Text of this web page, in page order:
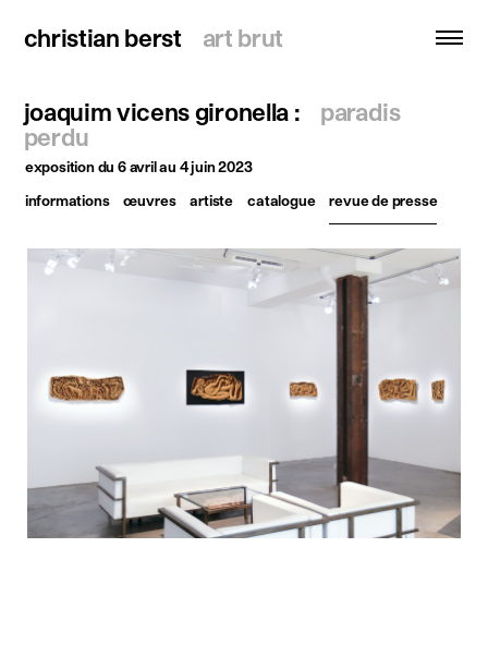
christian berst art brut
christian berst art brut
recherche
accueil
expositions
ressources
à propos
contact
instagram
facebook
joaquim vicens gironella :
paradis
perdu
expositiondu 6 avril au 4 juin 2023
informations
œuvres artiste catalogue revue de presse